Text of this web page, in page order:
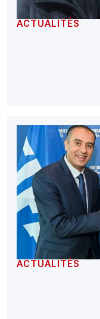
ACTUALITÉS
ACTUALITÉS